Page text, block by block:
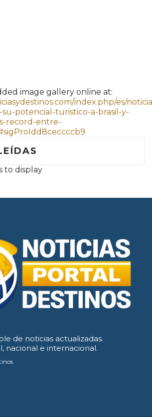
image gallery online at:
index.php/es/
potencial-turistico-a-brasil-y-
record-entre-
to display
de noticias actualizadas.
nacional e internacional.